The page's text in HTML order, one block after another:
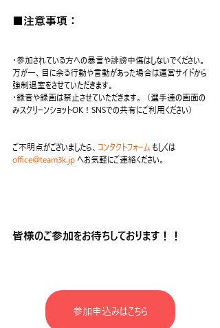
■注意事項：
・参加されている方への暴言や誹謗中傷はしないでください。
万が一、目に余る行動や言動があった場合は運営サイドから
強制退室をさせていただきます。
・録音や録画は禁止させていただきます。（選手達の画面の
みスクリーンショットOK！SNSでの共有にご利用ください）
ご不明点がございましたら、 コンタクトフォーム もしくは
office@team3k.jp へお気軽にご連絡ください。
皆様のご参加をお待ちしております！！
参加申込みはこちら